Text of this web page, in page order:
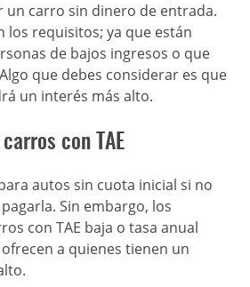
un carro sin dinero de entrada.
los requisitos; ya que están
de bajos ingresos o que
que debes considerar es que
un interés más alto.
con TAE
autos sin cuota inicial si no
Sin embargo, los
con TAE baja o tasa anual
a quienes tienen un